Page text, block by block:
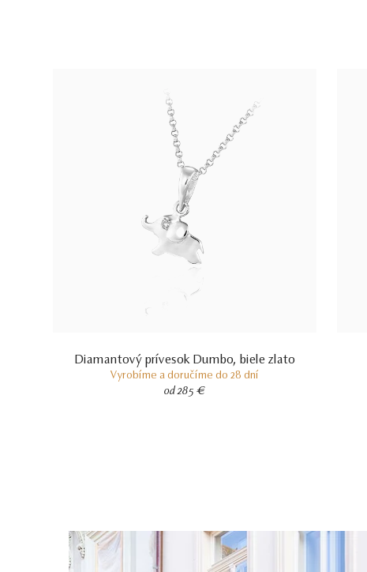
Diamantový prívesok Dumbo, biele zlato
Vyrobíme a doručíme do 28 dní
od 285 €